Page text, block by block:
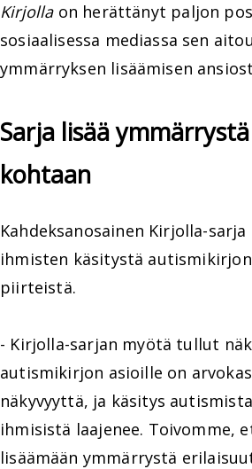
Kirjollaon herättänyt paljon
sosiaalisessa mediassa sen
ymmärryksen lisäämisen
Sarja lisää
kohtaan
Kahdeksanosainen Kirjolla-
ihmisten käsitystä
piirteistä.
- Kirjolla-sarjan myötä tullut
autismikirjon asioille on
näkyvyyttä, ja käsitys
ihmisistä laajenee. Toivomme,
lisäämään ymmärrystä